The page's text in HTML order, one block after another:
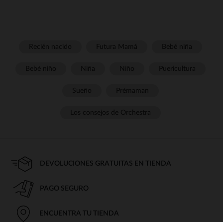
DEVOLUCIONES GRATUITAS EN TIENDA
PAGO SEGURO
ENCUENTRA TU TIENDA